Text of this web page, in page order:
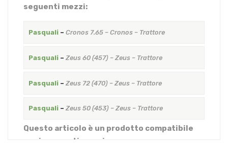
seguenti mezzi:
Pasquali– Cronos 7.65 – Cronos – Trattore
Pasquali– Zeus 60 (457) – Zeus – Trattore
Pasquali– Zeus 72 (470) – Zeus – Trattore
Pasquali– Zeus 50 (453) – Zeus – Trattore
Questo articolo è un prodotto compatibile
per i seguenti mezzi: